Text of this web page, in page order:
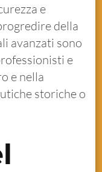
e
della
avanzati sono
e
e nella
storiche o